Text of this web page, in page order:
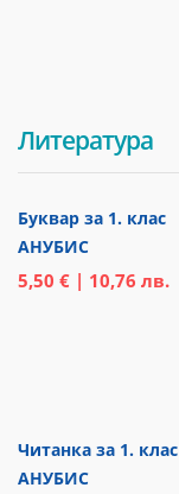
Литература
Буквар за 1. клас
АНУБИС
5,50 € | 10,76 лв.
Читанка за 1. клас
АНУБИС